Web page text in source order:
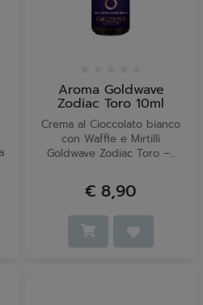
Aroma Goldwave
Zodiac Toro 10ml
Crema al Cioccolato bianco
con Waffle e Mirtilli
Goldwave Zodiac Toro –...
€ 8,90